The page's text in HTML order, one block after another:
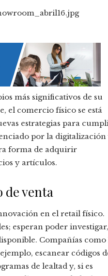
más significativos de su
el comercio físico se está
estrategias para
por la digitalización
forma de adquirir
y artículos.
de venta
en el retail físico.
esperan poder investigar,
Compañías como
escanear códigos
de lealtad y, si es